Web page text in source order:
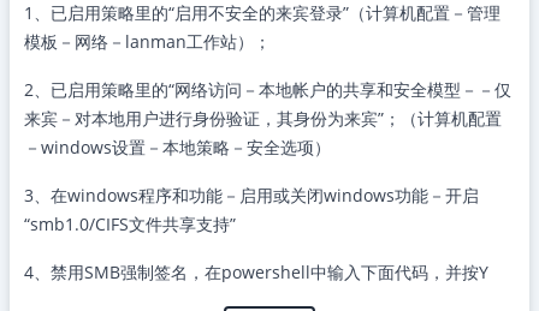
1、已启用策略里的“启用不安全的来宾登录”（计算机配置－管理
模板－网络－lanman工作站）；
2、已启用策略里的“网络访问－本地帐户的共享和安全模型－－仅
来宾－对本地用户进行身份验证，其身份为来宾”；（计算机配置
－windows设置－本地策略－安全选项）
3、在windows程序和功能－启用或关闭windows功能－开启
“smb1.0/CIFS文件共享支持”
4、禁用SMB强制签名，在powershell中输入下面代码，并按Y